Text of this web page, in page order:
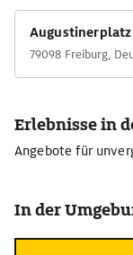
Augustinerplatz
79098 Freiburg,
Erlebnisse in
Angebote für
In der